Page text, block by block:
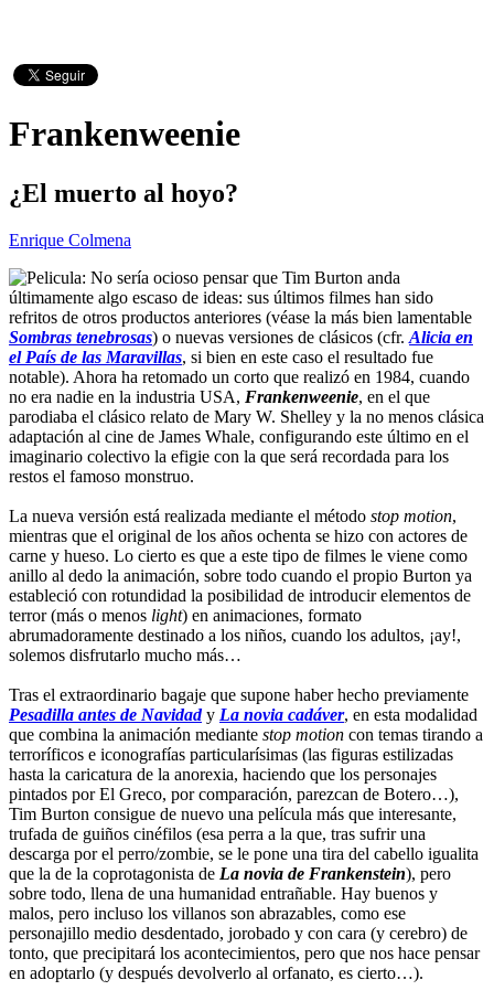
Frankenweenie
¿El muerto al hoyo?
Enrique Colmena
No sería ocioso pensar que Tim Burton anda
últimamente algo escaso de ideas: sus últimos filmes han sido
refritos de otros productos anteriores (véase la más bien lamentable
Sombras tenebrosas) o nuevas versiones de clásicos (cfr. Alicia en
el País de las Maravillas, si bien en este caso el resultado fue
notable). Ahora ha retomado un corto que realizó en 1984, cuando
no era nadie en la industria USA, Frankenweenie, en el que
parodiaba el clásico relato de Mary W. Shelley y la no menos clásica
adaptación al cine de James Whale, configurando este último en el
imaginario colectivo la efigie con la que será recordada para los
restos el famoso monstruo.
La nueva versión está realizada mediante el método stop motion,
mientras que el original de los años ochenta se hizo con actores de
carne y hueso. Lo cierto es que a este tipo de filmes le viene como
anillo al dedo la animación, sobre todo cuando el propio Burton ya
estableció con rotundidad la posibilidad de introducir elementos de
terror (más o menos light) en animaciones, formato
abrumadoramente destinado a los niños, cuando los adultos, ¡ay!,
solemos disfrutarlo mucho más…
Tras el extraordinario bagaje que supone haber hecho previamente
Pesadilla antes de Navidady La novia cadáver, en esta modalidad
que combina la animación mediante stop motion con temas tirando a
terroríficos e iconografías particularísimas (las figuras estilizadas
hasta la caricatura de la anorexia, haciendo que los personajes
pintados por El Greco, por comparación, parezcan de Botero…),
Tim Burton consigue de nuevo una película más que interesante,
trufada de guiños cinéfilos (esa perra a la que, tras sufrir una
descarga por el perro/zombie, se le pone una tira del cabello igualita
que la de la coprotagonista de La novia de Frankenstein), pero
sobre todo, llena de una humanidad entrañable. Hay buenos y
malos, pero incluso los villanos son abrazables, como ese
personajillo medio desdentado, jorobado y con cara (y cerebro) de
tonto, que precipitará los acontecimientos, pero que nos hace pensar
en adoptarlo (y después devolverlo al orfanato, es cierto…).